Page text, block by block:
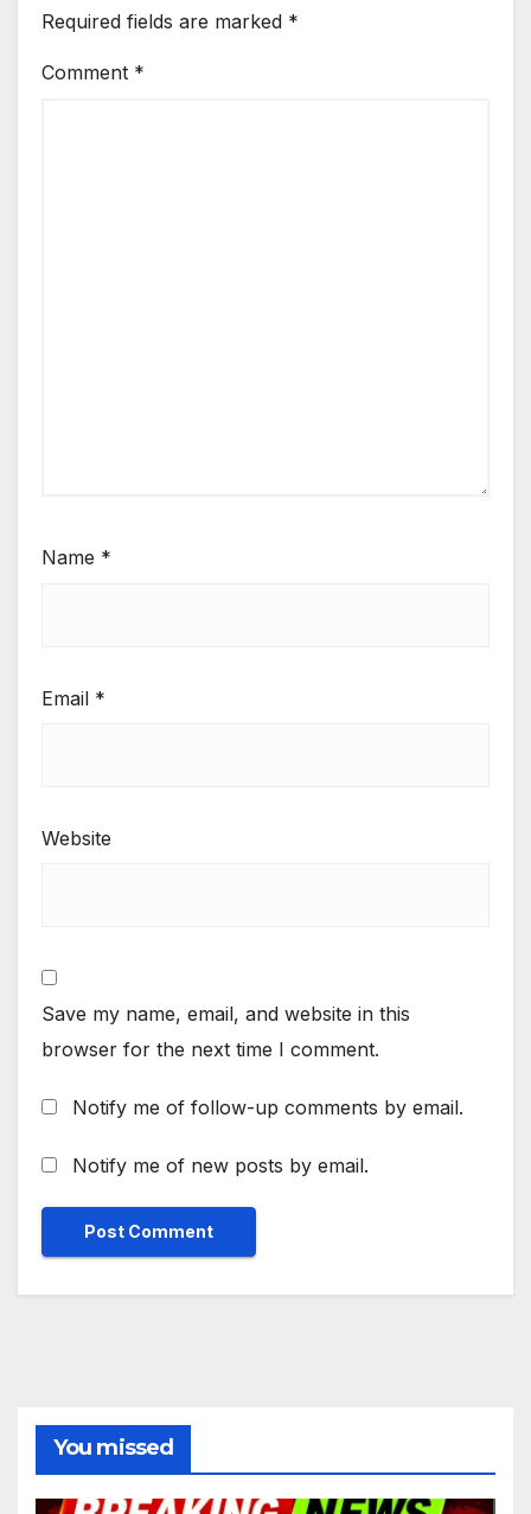
Required fields are marked *
Comment *
Name *
Email *
Website
Save my name, email, and website in this
browser for the next time I comment.
Notify me of follow-up comments by email.
Notify me of new posts by email.
You missed